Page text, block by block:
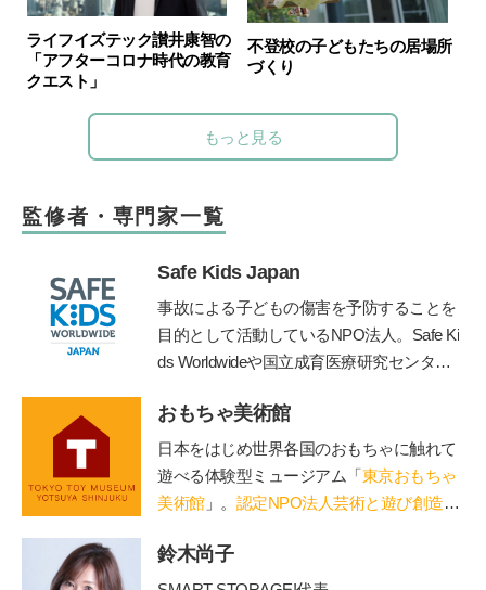
ライフイズテック讃井康智の
「アフターコロナ時代の教育
クエスト」
不登校の子どもたちの居場所
づくり
もっと見る
監修者・専門家一覧
Safe Kids Japan
事故による子どもの傷害を予防することを
目的として活動しているNPO法人。Safe Ki
ds Worldwideや国立成育医療研究センタ
子どもの傷害予防に関する様々な活動を行
う。https://safekidsjapan.org/
おもちゃ美術館
日本をはじめ世界各国のおもちゃに触れて
遊べる体験型ミュージアム「東京おもちゃ
美術館」。 認定NPO法人芸術と遊び創造協
子で木のぬくもりに触れる場を提供。長門
や鳥海山木など全国に姉妹館が。おもちゃ
鈴木尚子